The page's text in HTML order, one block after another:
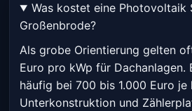
Was kostet eine Photovoltaik
Großenbrode?
Als grobe Orientierung gelten
Euro pro kWp für Dachanlagen.
häufig bei 700 bis 1.000 Euro je
Unterkonstruktion und